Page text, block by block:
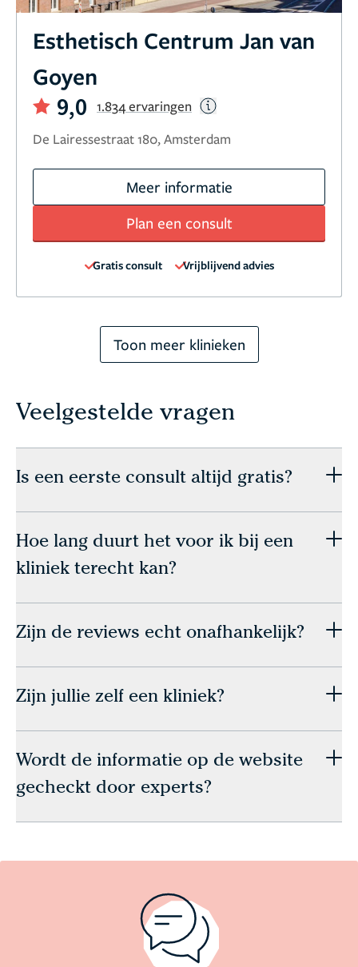
Esthetisch Centrum Jan van
Goyen
9,0 1.834 ervaringen
De Lairessestraat 180, Amsterdam
Meer informatie
Plan een consult
Gratis consult Vrijblijvend advies
Toon meer klinieken
Veelgestelde vragen
Is een eerste consult altijd gratis?
Hoe lang duurt het voor ik bij een
kliniek terecht kan?
Zijn de reviews echt onafhankelijk?
Zijn jullie zelf een kliniek?
Wordt de informatie op de website
gecheckt door experts?